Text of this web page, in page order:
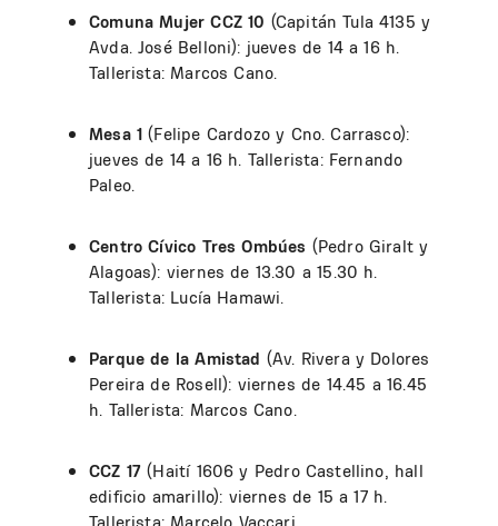
Comuna Mujer CCZ 10 (Capitán Tula 4135 y
Avda. José Belloni): jueves de 14 a 16 h.
Tallerista: Marcos Cano.
Mesa 1 (Felipe Cardozo y Cno. Carrasco):
jueves de 14 a 16 h. Tallerista: Fernando
Paleo.
Centro Cívico Tres Ombúes (Pedro Giralt y
Alagoas): viernes de 13.30 a 15.30 h.
Tallerista: Lucía Hamawi.
Parque de la Amistad (Av. Rivera y Dolores
Pereira de Rosell): viernes de 14.45 a 16.45
h. Tallerista: Marcos Cano.
CCZ 17 (Haití 1606 y Pedro Castellino, hall
edificio amarillo): viernes de 15 a 17 h.